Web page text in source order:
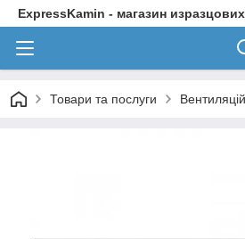
ExpressKamin - магазин
Товари та послуги